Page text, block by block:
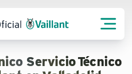
Servicio Técnico